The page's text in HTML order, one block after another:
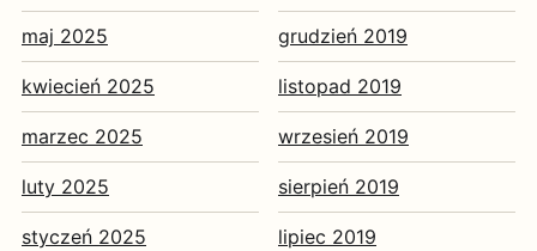
maj 2025
kwiecień 2025
marzec 2025
luty 2025
styczeń 2025
grudzień 2019
listopad 2019
wrzesień 2019
sierpień 2019
lipiec 2019